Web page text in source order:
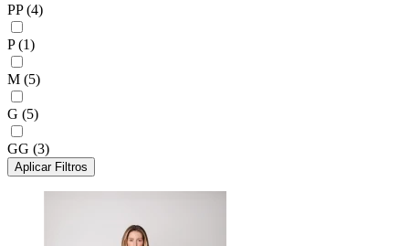
PP(4)
P(1)
M (5)
G (5)
GG (3)
Aplicar Filtros